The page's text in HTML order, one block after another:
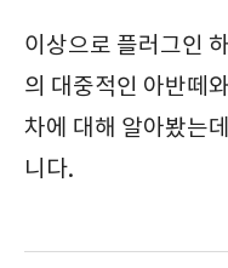
이상으로 플러그인
의 대중적인 아반떼
차에 대해 알아봤는
니다.